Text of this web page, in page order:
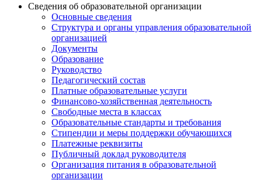
Сведения об образовательной организации
Основные сведения
Структура и органы управления образовательной
организацией
Документы
Образование
Руководство
Педагогический состав
Платные образовательные услуги
Финансово-хозяйственная деятельность
Свободные места в классах
Образовательные стандарты и требования
Стипендии и меры поддержки обучающихся
Платежные реквизиты
Публичный доклад руководителя
Организация питания в образовательной
организации